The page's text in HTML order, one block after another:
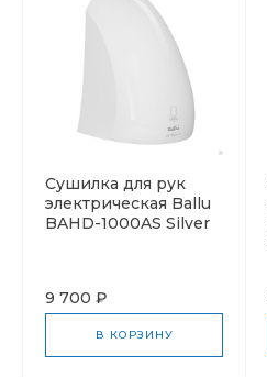
Cушилка для рук
электрическая Ballu
BAHD-1000AS Silver
9 700 ₽
В КОРЗИНУ